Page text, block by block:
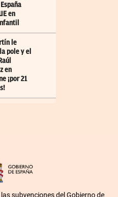
en
le
pole y el
en
¡por 21
subvenciones del Gobierno de